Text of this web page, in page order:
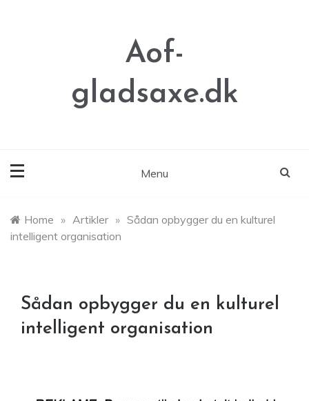
Aof-
gladsaxe.dk
Menu
Home » Artikler » Sådan opbygger du en kulturel
intelligent organisation
Sådan opbygger du en kulturel
intelligent organisation